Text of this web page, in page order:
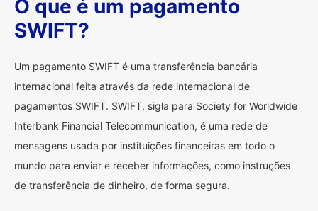
O que é um pagamento
SWIFT?
Um pagamento SWIFT é uma transferência bancária
internacional feita através da rede internacional de
pagamentos SWIFT. SWIFT, sigla para Society for Worldwide
Interbank Financial Telecommunication, é uma rede de
mensagens usada por instituições financeiras em todo o
mundo para enviar e receber informações, como instruções
de transferência de dinheiro, de forma segura.